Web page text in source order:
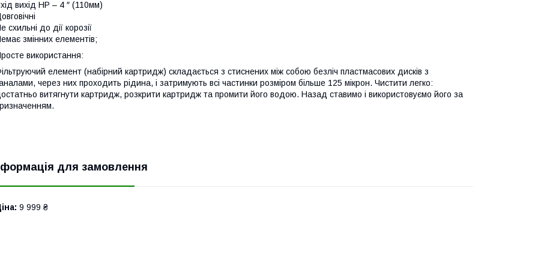
вихід НР – 4 ″ (110мм)
схильні до дії корозії
змінних елементів;
використання:
елемент (набірний картридж) складається з стиснених між собою безліч пластмасових дисків з
через них проходить рідина, і затримують всі частинки розміром більше 125 мікрон. Чистити легко:
витягнути картридж, розкрити картридж та промити його водою. Назад ставимо і використовуємо його за
для замовлення
9 999 ₴